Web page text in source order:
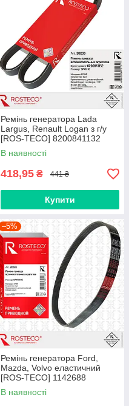
Ремінь генератора Lada
Largus, Renault Logan з г/у
[ROS-TECO] 8200841132
В наявності
418,95 ₴ 441 ₴
Купити
–5%
Ремінь генератора Ford,
Mazda, Volvo еластичний
[ROS-TECO] 1142688
В наявності